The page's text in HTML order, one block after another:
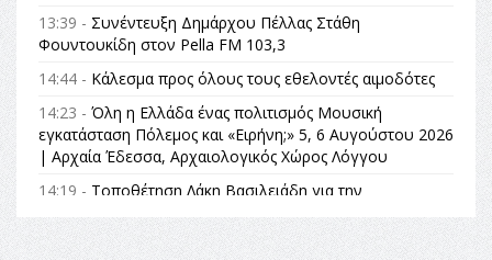
13:39 - Συνέντευξη Δημάρχου Πέλλας Στάθη
Φουντουκίδη στον Pella FM 103,3
14:44 - Κάλεσμα προς όλους τους εθελοντές αιμοδότες
14:23 - Όλη η Ελλάδα ένας πολιτισμός Μουσική
εγκατάσταση Πόλεμος και «Ειρήνη;» 5, 6 Αυγούστου 2026
| Αρχαία Έδεσσα, Αρχαιολογικός Χώρος Λόγγου
14:19 - Τοποθέτηση Λάκη Βασιλειάδη για την
Αναθεώρηση του Συντάγματος: «Σε τέτοιες κορυφαίες
θεσμικές διαδικασίες υπάρχει μόνο η ευθύνη απέναντι